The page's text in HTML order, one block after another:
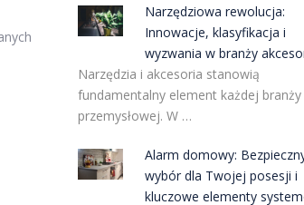
Narzędziowa rewolucja:
Innowacje, klasyfikacja i
wyzwania w branży
Narzędzia i akcesoria stanowią
fundamentalny element każdej branży
przemysłowej. W …
Alarm domowy:
wybór dla Twojej posesji i
kluczowe elementy